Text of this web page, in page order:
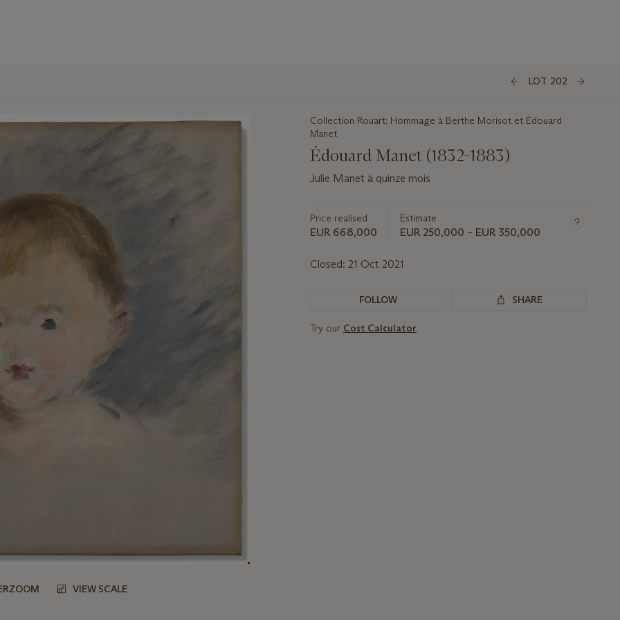
LOT 202
VIEW SCALE
Collection Rouart: Hommage à Berthe Morisot et Édouard
Manet
Édouard Manet (1832-1883)
Julie Manet à quinze mois
Price realised
EUR 668,000
Estimate
EUR 250,000 – EUR 350,000
Closed: 21 Oct 2021
FOLLOW SHARE
Try our Cost Calculator